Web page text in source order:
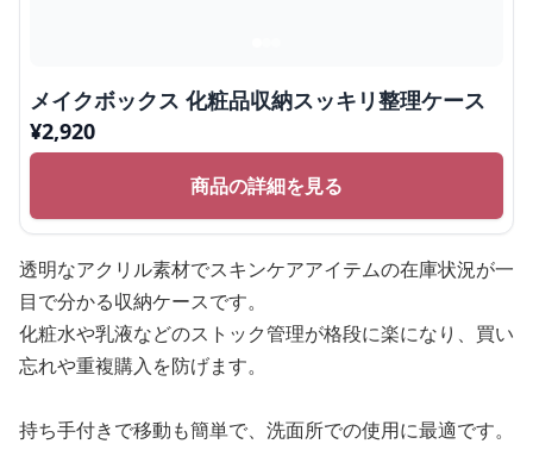
メイクボックス 化粧品収納スッキリ整理ケース
¥2,920
商品の詳細を見る
透明なアクリル素材でスキンケアアイテムの在庫状況が一
目で分かる収納ケースです。
化粧水や乳液などのストック管理が格段に楽になり、買い
忘れや重複購入を防げます。
持ち手付きで移動も簡単で、洗面所での使用に最適です。